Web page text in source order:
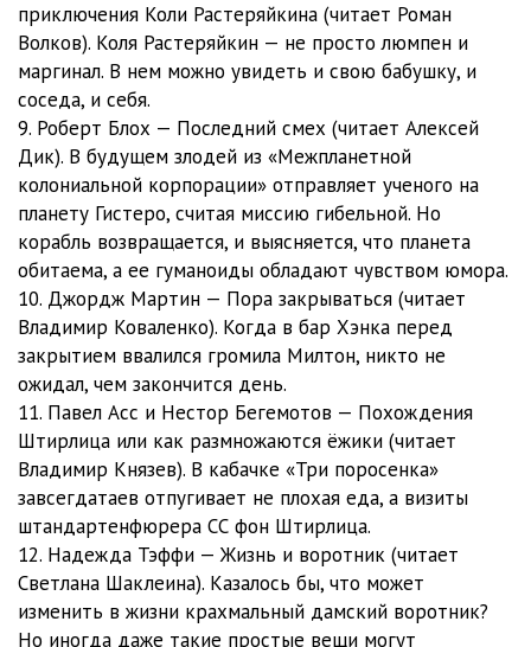
приключения Коли Растеряйкина (читает Роман
Волков). Коля Растеряйкин — не просто люмпен и
маргинал. В нем можно увидеть и свою бабушку, и
соседа, и себя.
9. Роберт Блох — Последний смех (читает Алексей
Дик). В будущем злодей из «Межпланетной
колониальной корпорации» отправляет ученого на
планету Гистеро, считая миссию гибельной. Но
корабль возвращается, и выясняется, что планета
обитаема, а ее гуманоиды обладают чувством юмора.
10. Джордж Мартин — Пора закрываться (читает
Владимир Коваленко). Когда в бар Хэнка перед
закрытием ввалился громила Милтон, никто не
ожидал, чем закончится день.
11. Павел Асс и Нестор Бегемотов — Похождения
Штирлица или как размножаются ёжики (читает
Владимир Князев). В кабачке «Три поросенка»
завсегдатаев отпугивает не плохая еда, а визиты
штандартенфюрера СС фон Штирлица.
12. Надежда Тэффи — Жизнь и воротник (читает
Светлана Шаклеина). Казалось бы, что может
изменить в жизни крахмальный дамский воротник?
Но иногда даже такие простые вещи могут